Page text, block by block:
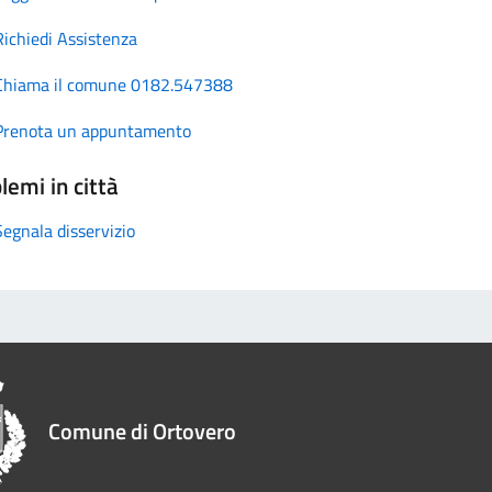
Assistenza
il comune 0182.547388
un appuntamento
in città
disservizio
Comune di Ortovero